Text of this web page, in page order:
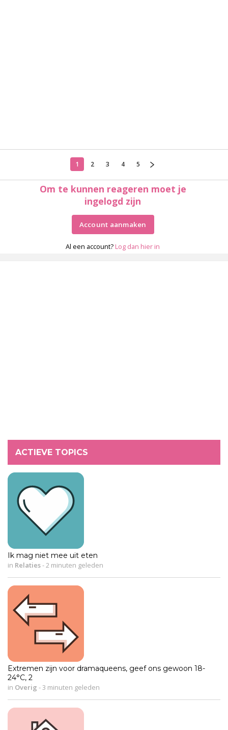
1 2 3 4 5
Om te kunnen reageren moet je
ingelogd zijn
Account aanmaken
Al een account? Log dan hier in
ACTIEVE TOPICS
Ik mag niet mee uit eten
in Relaties-2 minuten geleden
Extremen zijn voor dramaqueens, geef ons gewoon 18-
24°C, 2
in Overig -3 minuten geleden